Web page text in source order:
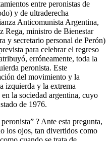
entre peronistas de
y de ultraderecha
Anticomunista Argentina,
Rega, ministro de Bienestar
y secretario personal de Perón)
para celebrar el regreso
erróneamente, toda la
peronista. Este
del movimiento y la
izquierda y la extrema
la sociedad argentina, cuyo
de 1976.
? Ante esta pregunta,
los ojos, tan divertidos como